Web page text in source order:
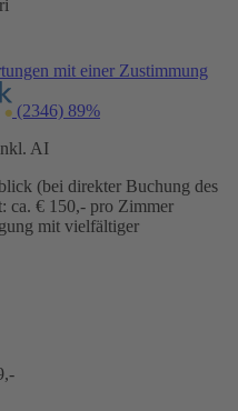
mit einer Zustimmung
(2346) 89%
AI
(bei direkter Buchung des
ca. € 150,- pro Zimmer
mit vielfältiger